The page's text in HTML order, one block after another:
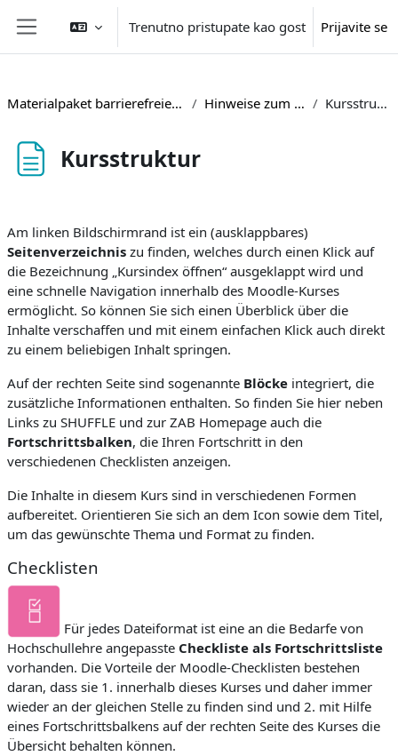
Idi na glavni sadržaj
Trenutno pristupate kao gost Prijavite se
Materialpaket barrierefreie Lehre Hinweise zum Kurs Kursstruktur
Kursstruktur
Am linken Bildschirmrand ist ein (ausklappbares)
Seitenverzeichnis zu finden, welches durch einen Klick auf
die Bezeichnung „Kursindex öffnen“ ausgeklappt wird und
eine schnelle Navigation innerhalb des Moodle-Kurses
ermöglicht. So können Sie sich einen Überblick über die
Inhalte verschaffen und mit einem einfachen Klick auch direkt
zu einem beliebigen Inhalt springen.
Auf der rechten Seite sind sogenannte Blöcke integriert, die
zusätzliche Informationen enthalten. So finden Sie hier neben
Links zu SHUFFLE und zur ZAB Homepage auch die
Fortschrittsbalken, die Ihren Fortschritt in den
verschiedenen Checklisten anzeigen.
Die Inhalte in diesem Kurs sind in verschiedenen Formen
aufbereitet. Orientieren Sie sich an dem Icon sowie dem Titel,
um das gewünschte Thema und Format zu finden.
Checklisten
Für jedes Dateiformat ist eine an die Bedarfe von
Hochschullehre angepasste Checkliste als Fortschrittsliste
vorhanden. Die Vorteile der Moodle-Checklisten bestehen
daran, dass sie 1. innerhalb dieses Kurses und daher immer
wieder an der gleichen Stelle zu finden sind und 2. mit Hilfe
eines Fortschrittsbalkens auf der rechten Seite des Kurses die
Übersicht behalten können.